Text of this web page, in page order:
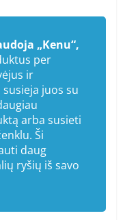
„Kenu“,
per
ir
juos su
arba susieti
Ši
daug
ryšių iš savo